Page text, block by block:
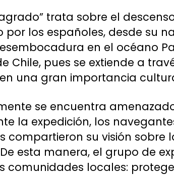
trata sobre el
por los españoles, desde su
en el océano
Chile, pues se extiende a
una gran importancia
se encuentra
la expedición, los
compartieron su visión
esta manera, el grupo de
comunidades locales: